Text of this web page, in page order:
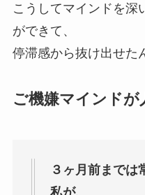
こうしてマインドを深
ができて、
停滞感から抜け出せた
ご機嫌マインドが
３ヶ月前までは